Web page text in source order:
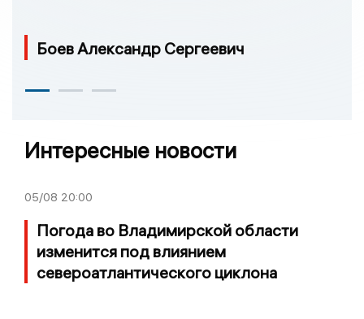
Боев Александр Сергеевич
Интересные новости
05/08 20:00
Погода во Владимирской области
изменится под влиянием
североатлантического циклона